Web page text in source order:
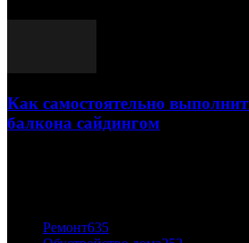
Как самостоятельно
балкона сайдингом
Ремонт635